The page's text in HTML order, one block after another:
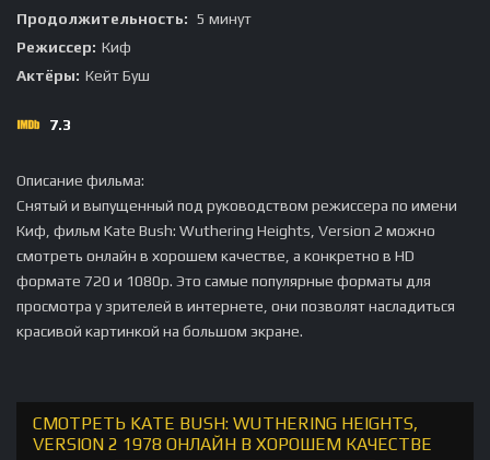
Продолжительность: 5 минут
Режиссер: Киф
Актёры: Кейт Буш
7.3
Описание фильма:
Снятый и выпущенный под руководством режиссера по имени
Киф, фильм Kate Bush: Wuthering Heights, Version 2 можно
смотреть онлайн в хорошем качестве, а конкретно в HD
формате 720 и 1080p. Это самые популярные форматы для
просмотра у зрителей в интернете, они позволят насладиться
красивой картинкой на большом экране.
СМОТРЕТЬ KATE BUSH: WUTHERING HEIGHTS,
VERSION 2 1978 ОНЛАЙН В ХОРОШЕМ КАЧЕСТВЕ